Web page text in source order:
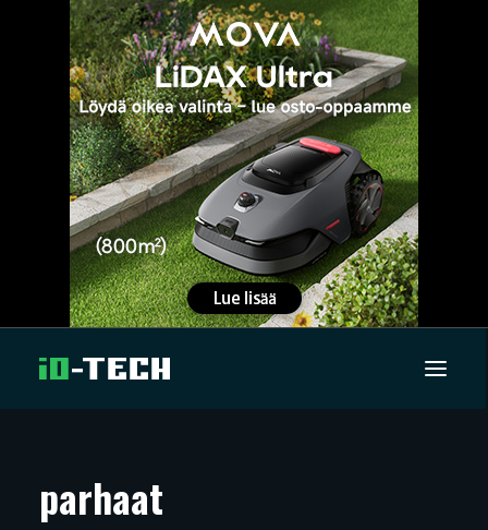
ARTIKKELIT
parhaat